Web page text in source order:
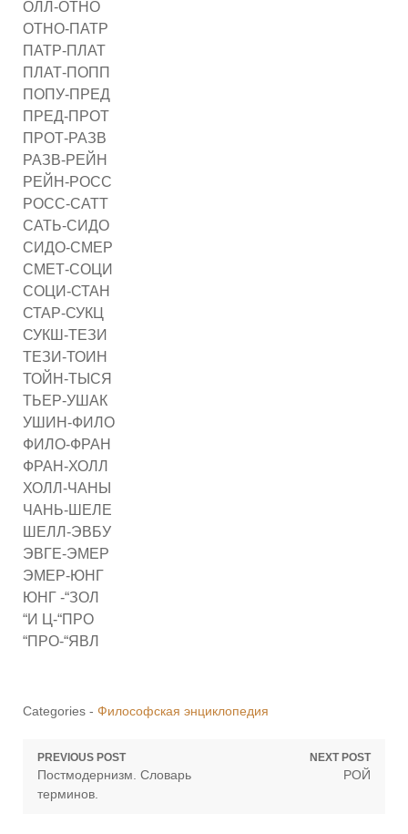
ОЛЛ-ОТНО
ОТНО-ПАТР
ПАТР-ПЛАТ
ПЛАТ-ПОПП
ПОПУ-ПРЕД
ПРЕД-ПРОТ
ПРОТ-РАЗВ
РАЗВ-РЕЙН
РЕЙН-РОСС
РОСС-САТТ
САТЬ-СИДО
СИДО-СМЕР
СМЕТ-СОЦИ
СОЦИ-СТАН
СТАР-СУКЦ
СУКШ-ТЕЗИ
ТЕЗИ-ТОИН
ТОЙН-ТЫСЯ
ТЬЕР-УШАК
УШИН-ФИЛО
ФИЛО-ФРАН
ФРАН-ХОЛЛ
ХОЛЛ-ЧАНЫ
ЧАНЬ-ШЕЛЕ
ШЕЛЛ-ЭВБУ
ЭВГЕ-ЭМЕР
ЭМЕР-ЮНГ
ЮНГ -“ЗОЛ
“И Ц-“ПРО
“ПРО-“ЯВЛ
Categories - Философская энциклопедия
Навигация
по
PREVIOUS POST
Previous
post:
Постмодернизм. Словарь
терминов.
NEXT POST
Next
РОЙ